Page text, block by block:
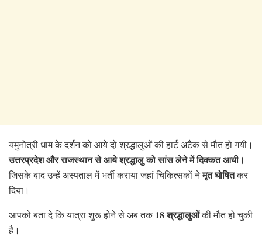
यमुनोत्री धाम के दर्शन को आये दो श्रद्धालुओं की हार्ट अटैक से मौत हो गयी।
उत्तरप्रदेश और राजस्थान से आये श्रद्धालु को सांसलेने में दिक्कत आयी।
जिसके बाद उन्हें अस्पताल में भर्ती कराया जहां चिकित्सकों नेमृत घोषितकर
दिया।
आपको बता दे कि यात्रा शुरू होने से अब तक18 श्रद्धालुओंकी मौत हो चुकी
है।